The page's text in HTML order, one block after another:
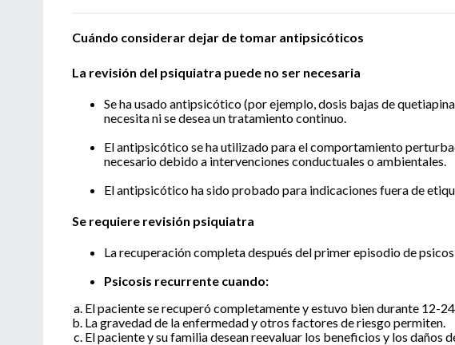
Cuándo considerar dejar de tomar antipsicóticos
La revisión del psiquiatra puede no ser necesaria
Se ha usado antipsicótico (por ejemplo, dosis bajas de
necesita ni se desea un tratamiento continuo.
El antipsicótico se ha utilizado para el comportamiento
necesario debido a intervenciones conductuales o ambientales.
El antipsicótico ha sido probado para indicaciones fuera de
Se requiere revisión psiquiatra
La recuperación completa después del primer episodio de
Psicosis recurrente cuando:
El paciente se recuperó completamente y estuvo bien durante 12-24
La gravedad de la enfermedad y otros factores de riesgo permiten.
El paciente y su familia desean reevaluar los beneficios y los daños